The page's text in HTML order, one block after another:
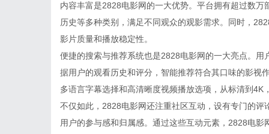
内容丰富是2828电影网的一大优势。平台拥有超过数
历史等多种类别，满足不同观众的观影需求。同时，
影片质量和播放稳定性。
便捷的搜索与推荐系统也是2828电影网的一大亮点。
据用户的观看历史和评分，智能推荐符合其口味的影视
多语言字幕选择和高清晰度视频播放选项，从标清到4K
不仅如此，2828电影网还注重社区互动，设有专门的
用户的参与感和归属感。通过这些互动元素，2828电